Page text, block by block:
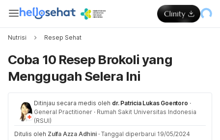
Nutrisi Resep Sehat
Coba 10 Resep Brokoli yang
Menggugah Selera Ini
Ditinjau secara medis oleh dr. Patricia Lukas Goentoro ·
General Practitioner · Rumah Sakit Universitas Indonesia
(RSUI)
Ditulis oleh Zulfa Azza Adhini · Tanggal diperbarui 19/05/2024